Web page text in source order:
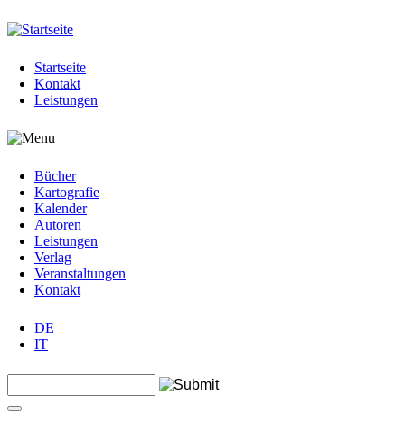
Jump to navigation
Startseite
Kontakt
Leistungen
Bücher
Kartografie
Kalender
Autoren
Leistungen
Verlag
Veranstaltungen
Kontakt
DE
IT
Suchformular